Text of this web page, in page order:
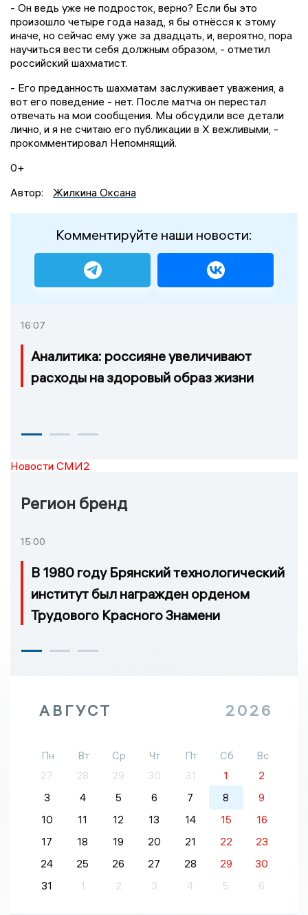
- Он ведь уже не подросток, верно? Если бы это
произошло четыре года назад, я бы отнёсся к этому
иначе, но сейчас ему уже за двадцать, и, вероятно, пора
научиться вести себя должным образом, - отметил
российский шахматист.
- Его преданность шахматам заслуживает уважения, а
вот его поведение - нет. После матча он перестал
отвечать на мои сообщения. Мы обсудили все детали
лично, и я не считаю его публикации в X вежливыми, -
прокомментировал Непомнящий.
0+
Автор:
Жилкина Оксана
Комментируйте наши новости:
16:07
Аналитика: россияне увеличивают
расходы на здоровый образ жизни
Новости СМИ2
Регион бренд
15:00
В 1980 году Брянский технологический
институт был награжден орденом
Трудового Красного Знамени
АВГУСТ 2026
Пн Вт Ср Чт Пт Сб
Вс
27
28 29 30 31 1
2
3
4 5 6 7 8
9
10
11 12 13 14 15
16
17
18 19 20 21 22
23
24
25 26 27 28 29
30
31
1 2 3 4 5 6